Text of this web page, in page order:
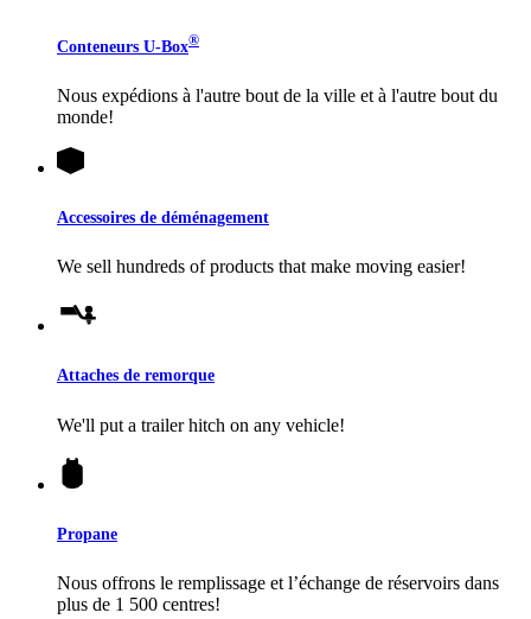
Conteneurs U-Box®
Nous expédions à l'autre bout de la ville et à l'autre bout du
monde!
Accessoires de déménagement
We sell hundreds of products that make moving easier!
Attaches de remorque
We'll put a trailer hitch on any vehicle!
Propane
Nous offrons le remplissage et l’échange de réservoirs dans
plus de 1 500 centres!